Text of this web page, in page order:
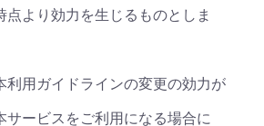
点より効力を生じるものとしま
利用ガイドラインの変更の効力が
サービスをご利用になる場合に